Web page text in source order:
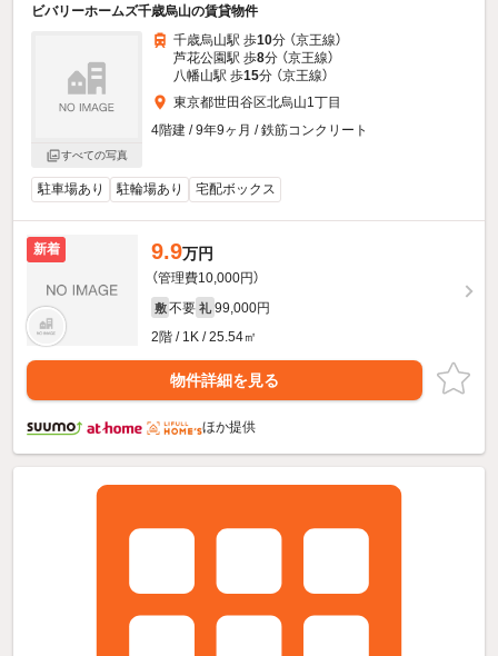
ビバリーホームズ千歳烏山の賃貸物件
すべての写真
千歳烏山駅 歩10分 （京王線）
芦花公園駅 歩8分 （京王線）
八幡山駅 歩15分 （京王線）
東京都世田谷区北烏山1丁目
4階建 / 9年9ヶ月 / 鉄筋コンクリート
駐車場あり 駐輪場あり 宅配ボックス
新着 9.9万円
（管理費10,000円）
敷 不要 礼 99,000円
2階 / 1K / 25.54㎡
物件詳細を見る
ほか提供